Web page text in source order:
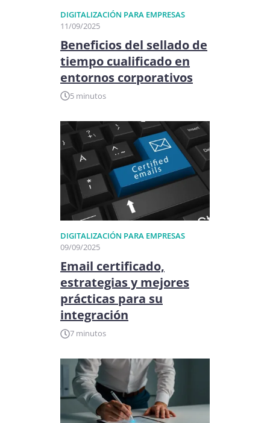
DIGITALIZACIÓN PARA EMPRESAS
11/09/2025
Beneficios del sellado de
tiempo cualificado en
entornos corporativos
5 minutos
DIGITALIZACIÓN PARA EMPRESAS
09/09/2025
Email certificado,
estrategias y mejores
prácticas para su
integración
7 minutos